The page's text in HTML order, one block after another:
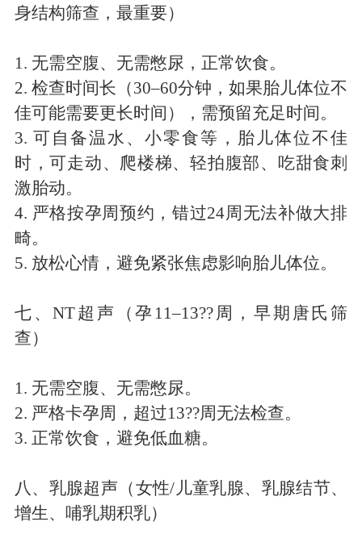
身结构筛查，最重要）
1. 无需空腹、无需憋尿，正常饮食。
2. 检查时间长（30–60分钟，如果胎儿体位不
佳可能需要更长时间），需预留充足时间。
3. 可自备温水、小零食等，胎儿体位不佳
时，可走动、爬楼梯、轻拍腹部、吃甜食刺
激胎动。
4. 严格按孕周预约，错过24周无法补做大排
畸。
5. 放松心情，避免紧张焦虑影响胎儿体位。
七、NT超声（孕 11–13??周，早期唐氏筛
查）
1. 无需空腹、无需憋尿。
2. 严格卡孕周，超过13??周无法检查。
3. 正常饮食，避免低血糖。
八、乳腺超声（女性/ 儿童乳腺、乳腺结节、
增生、哺乳期积乳）